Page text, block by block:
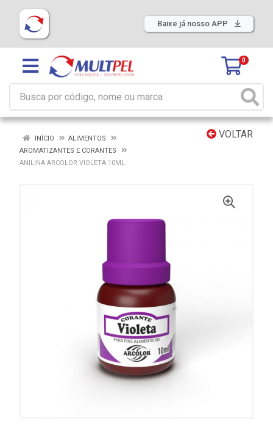
Baixe já nosso APP
0
VOLTAR
INÍCIO
ALIMENTOS
AROMATIZANTES E CORANTES
ANILINA ARCOLOR VIOLETA 10ML